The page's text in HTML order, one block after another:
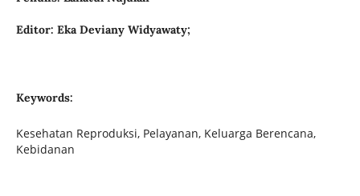
Editor: Eka Deviany Widyawaty;
Keywords:
Kesehatan Reproduksi, Pelayanan, Keluarga Berencana,
Kebidanan